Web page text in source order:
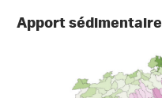
Apport sédimentaire